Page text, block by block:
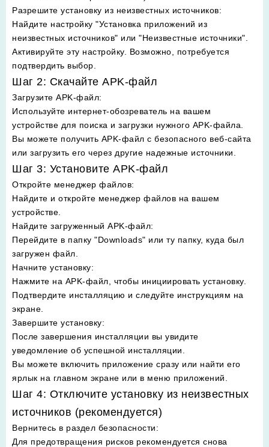
Разрешите установку из неизвестных источников:
Найдите настройку "Установка приложений из
неизвестных источников" или "Неизвестные источники".
Активируйте эту настройку. Возможно, потребуется
подтвердить выбор.
Шаг 2: Скачайте APK-файл
Загрузите APK-файл:
Используйте интернет-обозреватель на вашем
устройстве для поиска и загрузки нужного APK-файла.
Вы можете получить APK-файл с безопасного веб-сайта
или загрузить его через другие надежные источники.
Шаг 3: Установите APK-файл
Откройте менеджер файлов:
Найдите и откройте менеджер файлов на вашем
устройстве.
Найдите загруженный APK-файл:
Перейдите в папку "Downloads" или ту папку, куда был
загружен файл.
Начните установку:
Нажмите на APK-файл, чтобы инициировать установку.
Подтвердите инсталляцию и следуйте инструкциям на
экране.
Завершите установку:
После завершения инсталляции вы увидите
уведомление об успешной инсталляции.
Вы можете включить приложение сразу или найти его
ярлык на главном экране или в меню приложений.
Шаг 4: Отключите установку из неизвестных
источников (рекомендуется)
Вернитесь в раздел безопасности:
Для предотвращения рисков рекомендуется снова